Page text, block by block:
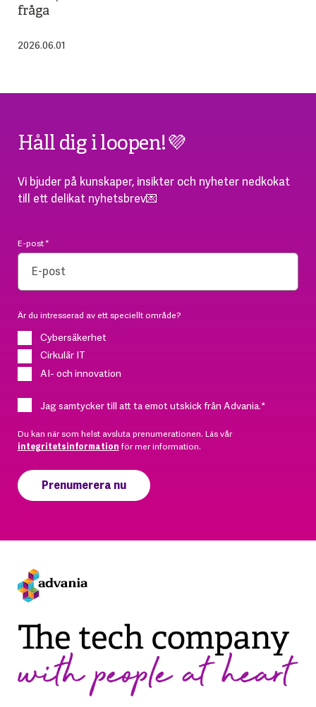
fråga
2026.06.01
Håll dig i loopen!💜
Vi bjuder på kunskaper, insikter och nyheter nedkokat
till ett delikat nyhetsbrev💌
E-post*
Är du intresserad av ett speciellt område?
Cybersäkerhet
Cirkulär IT
AI- och innovation
Jag samtycker till att ta emot utskick från Advania.*
Du kan när som helst avsluta prenumerationen. Läs vår
integritetsinformation för mer information.